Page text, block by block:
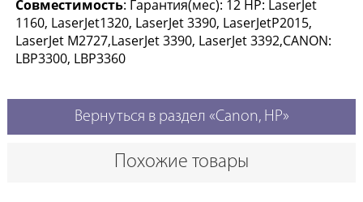
Совместимость: Гарантия(мес): 12 HP: LaserJet
1160, LaserJet1320, LaserJet 3390, LaserJetP2015,
LaserJet M2727,LaserJet 3390, LaserJet 3392,CANON:
LBP3300, LBP3360
Вернуться в раздел «Canon, HP»
Похожие товары